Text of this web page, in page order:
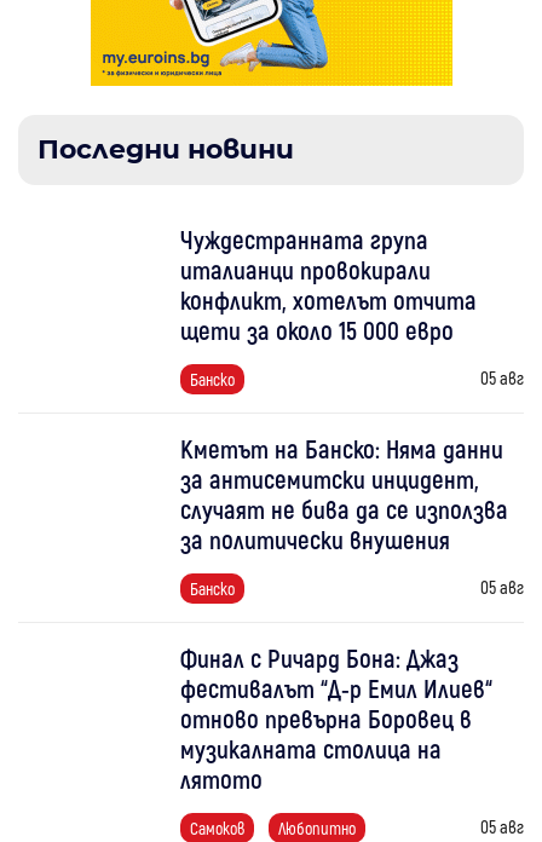
Последни новини
Чуждестранната група
италианци провокирали
конфликт, хотелът отчита
щети за около 15 000 евро
Банско 05 авг
Кметът на Банско: Няма данни
за антисемитски инцидент,
случаят не бива да се използва
за политически внушения
Банско 05 авг
Финал с Ричард Бона: Джаз
фестивалът “Д-р Емил Илиев“
отново превърна Боровец в
музикалната столица на
лятото
Самоков Любопитно 05 авг